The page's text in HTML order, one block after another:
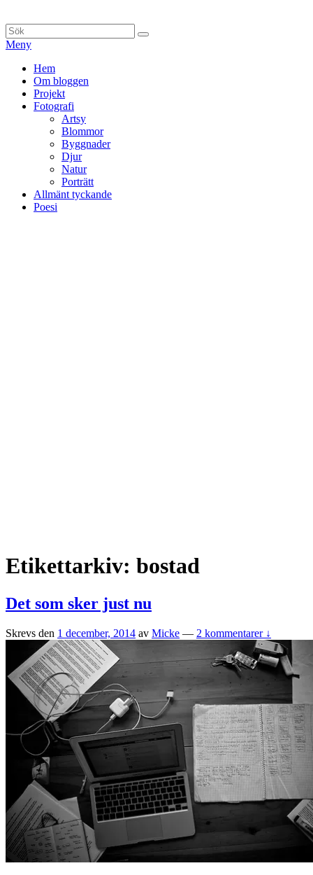
till
innehåll
Sök
efter:
Sök
Meny
Primär
meny
Hem
Om bloggen
Projekt
Fotografi
Artsy
Blommor
Byggnader
Djur
Natur
Porträtt
Allmänt tyckande
Poesi
Etikettarkiv: bostad
Det som sker just nu
Skrevs den 1 december, 2014 av Micke — 2 kommentarer ↓